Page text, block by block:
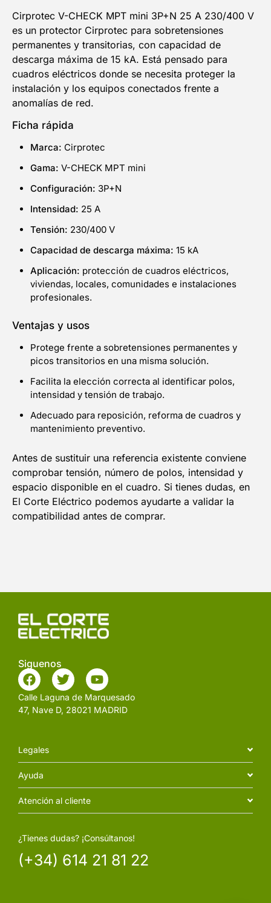
Cirprotec V-CHECK MPT mini 3P+N 25 A 230/400 V
es un protector Cirprotec para sobretensiones
permanentes y transitorias, con capacidad de
descarga máxima de 15 kA. Está pensado para
cuadros eléctricos donde se necesita proteger la
instalación y los equipos conectados frente a
anomalías de red.
Ficha rápida
Marca: Cirprotec
Gama: V-CHECK MPT mini
Configuración: 3P+N
Intensidad: 25 A
Tensión: 230/400 V
Capacidad de descarga máxima: 15 kA
Aplicación: protección de cuadros eléctricos,
viviendas, locales, comunidades e instalaciones
profesionales.
Ventajas y usos
Protege frente a sobretensiones permanentes y
picos transitorios en una misma solución.
Facilita la elección correcta al identificar polos,
intensidad y tensión de trabajo.
Adecuado para reposición, reforma de cuadros y
mantenimiento preventivo.
Antes de sustituir una referencia existente conviene
comprobar tensión, número de polos, intensidad y
espacio disponible en el cuadro. Si tienes dudas, en
El Corte Eléctrico podemos ayudarte a validar la
compatibilidad antes de comprar.
Siguenos
Calle Laguna de Marquesado
47, Nave D, 28021 MADRID
Legales
Ayuda
Atención al cliente
¿Tienes dudas? ¡Consúltanos!
(+34) 614 21 81 22